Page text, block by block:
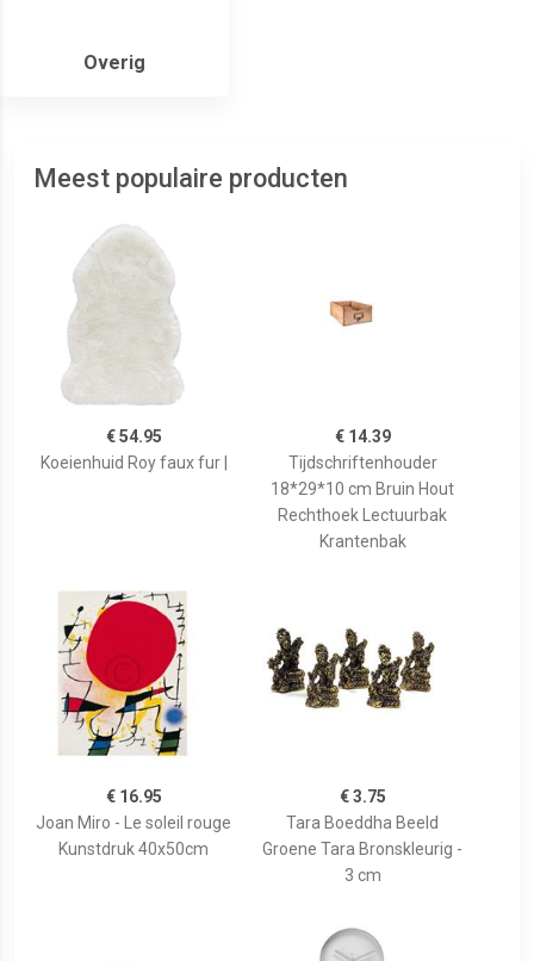
Overig
Meest populaire producten
€ 54.95
Koeienhuid Roy faux fur |
€ 14.39
Tijdschriftenhouder
18*29*10 cm Bruin Hout
Rechthoek Lectuurbak
Krantenbak
€ 16.95
Joan Miro - Le soleil rouge
Kunstdruk 40x50cm
€ 3.75
Tara Boeddha Beeld
Groene Tara Bronskleurig -
3 cm